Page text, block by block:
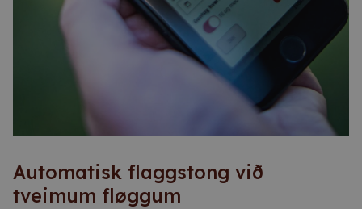
Automatisk flaggstong við
tveimum fløggum